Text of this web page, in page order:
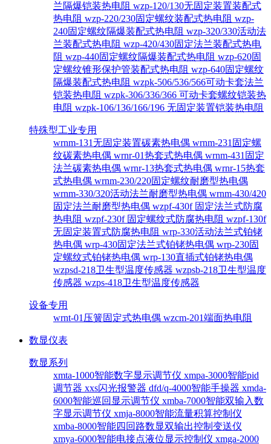
兰隔爆铠装热电阻 wzp-120/130无固定装置装配式
热电阻 wzp-220/230固定螺纹装配式热电阻 wzp-
240固定螺纹隔爆装配式热电阻 wzp-320/330活动法
兰装配式热电阻 wzp-420/430固定法兰装配式热电
阻 wzp-440固定螺纹隔爆装配式热电阻 wzp-620固
定螺纹锥形保护管装配式热电阻 wzp-640固定螺纹
隔爆装配式热电阻 wzpk-506/536/566可动卡套法兰
铠装热电阻 wzpk-306/336/366 可动卡套螺纹铠装热
电阻 wzpk-106/136/166/196 无固定装置铠装热电阻
特殊型工业专用
wrnm-131无固定装置碳素热电偶 wrnm-231固定螺
纹碳素热电偶 wrnr-01热套式热电偶 wrnm-431固定
法兰碳素热电偶 wrnr-13热套式热电偶 wrnr-15热套
式热电偶 wrnm-230/220固定螺纹耐磨型热电偶
wrnm-330/320活动法兰耐磨型热电偶 wrnm-430/420
固定法兰耐磨型热电偶 wzpf-430f 固定法兰式防腐
热电阻 wzpf-230f 固定螺纹式防腐热电阻 wzpf-130f
无固定装置式防腐热电阻 wrp-330活动法兰式铂铑
热电偶 wrp-430固定法兰式铂铑热电偶 wrp-230固
定螺纹式铂铑热电偶 wrp-130直插式铂铑热电偶
wzpsd-218卫生型温度传感器 wzpsb-218卫生型温度
传感器 wzps-418卫生型温度传感器
设备专用
wrnt-01压簧固定式热电偶 wzcm-201端面热电阻
数显仪表
数显系列
xmta-1000智能数字显示调节仪 xmpa-3000智能pid
调节器 xxs闪光报警器 dfd/q-4000智能手操器 xmda-
6000智能巡回显示调节仪 xmba-7000智能双输入数
字显示调节仪 xmja-8000智能流量积算控制仪
xmba-8000智能四回路数显双输出控制变送仪
xmya-6000智能电接点液位显示控制仪 xmga-2000